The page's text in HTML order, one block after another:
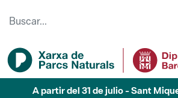
A partir del 31 de julio - Sant